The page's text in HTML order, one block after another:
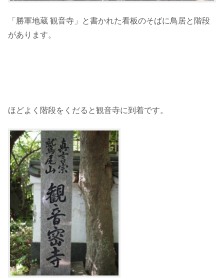
「勝軍地蔵 観音寺」と書かれた看板のそばに鳥居と階段
があります。
ほどよく階段をくだると観音寺に到着です。